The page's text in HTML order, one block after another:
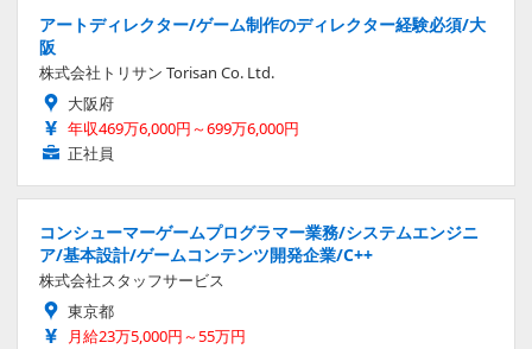
アートディレクター/ゲーム制作のディレクター経験必須/大
阪
株式会社トリサン Torisan Co. Ltd.
大阪府
年収469万6,000円～699万6,000円
正社員
コンシューマーゲームプログラマー業務/システムエンジニ
ア/基本設計/ゲームコンテンツ開発企業/C++
株式会社スタッフサービス
東京都
月給23万5,000円～55万円